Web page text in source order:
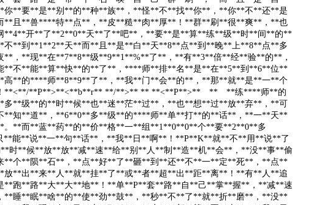
你**要**是**别**的**种**族**，**怪**不**找**你**，**你**不**还**是
**且**兽****特**点**，**皮**糙**肉**厚**！**群**刷**很**爽**，**也
**4**开**了**2**0**天**了**吧**，**要**是**算**练**级**时**间**的**
不**到**1**2**天**而**且**是**白**天**8**点**到**晚**上**8**点**多
**，**现**在**7**8**级**9**1**%**了**，**有**3**倍**经**验**的**，
**不**能**算**快**的**了**，****师**排**名**是**在**5**到**6**位**
高**的****师**8**9**了**，**我**门**会**的**，**那**就**是**一**个
**<**/**P**>**<**b**r** **/**>** ** **<**P**>** ** **练****师**的
多**级**的**时**候**也**迷**茫**过**，**也**想**过**放**弃**，**可
**知**道**，**6**0**多**级**的****师**单**打**的**话**，**一**天**
。**而**蓝**药**的**价**格**一**组**1**0**0**个**要**2**0**多
**能**说**一**句**话**，**我**日**啊**！**P**K**就**不**用**说**了
时**候**放**放**减**速**给**别**人**制**造**机**会**，**没**事**偷
**个**陨**石**，**点**好**了**砸**到**还**不**一**定**死**，**点**
放**出**来**人**就**挂**了**或**者**超**出**距**离**！**有**人**追
**跑**路**大**大**地**！**单**P**套**路**自**己**掌**握**，**减**速
**睡**眠**啥**的**使**劲**鼓**，**秒**不**了**就**折**磨**，**没**